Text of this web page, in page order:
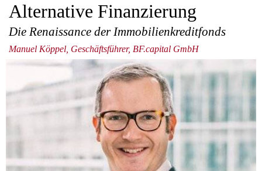
Alternative Finanzierung
Die Renaissance der Immobilienkreditfonds
Manuel Köppel, Geschäftsführer, BF.capital GmbH